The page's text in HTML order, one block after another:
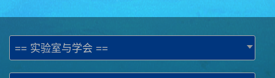
== 实验室与学会 ==